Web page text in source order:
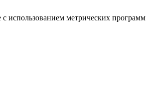
использованием метрических программ